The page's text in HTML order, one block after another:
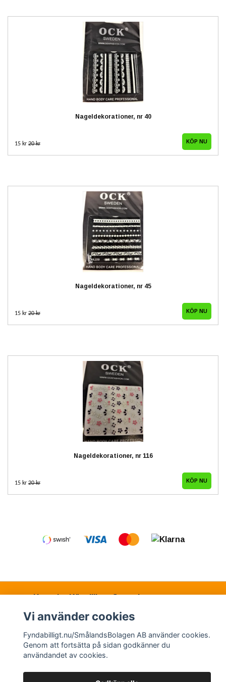
Nageldekorationer, nr 40
15 kr 20 kr
Nageldekorationer, nr 45
15 kr 20 kr
Nageldekorationer, nr 116
15 kr 20 kr
Kontakt Köpvillkor Samarbetspartners
© Copyright 2026 Fyndabilligt.nu/SmålandsBolagen
Vi använder cookies
Fyndabilligt.nu/SmålandsBolagen AB använder cookies.
Genom att fortsätta på sidan godkänner du
användandet av cookies.